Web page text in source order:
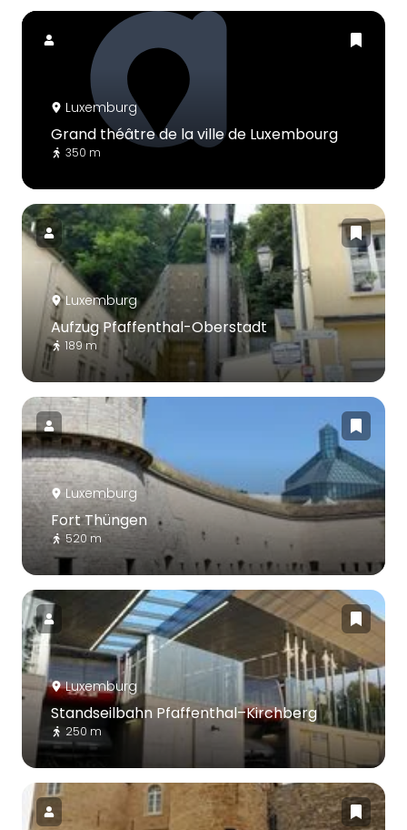
Luxemburg
Grand théâtre de la ville de Luxembourg
350 m
Luxemburg
Aufzug Pfaffenthal-Oberstadt
189 m
Luxemburg
Fort Thüngen
520 m
Luxemburg
Standseilbahn Pfaffenthal–Kirchberg
250 m